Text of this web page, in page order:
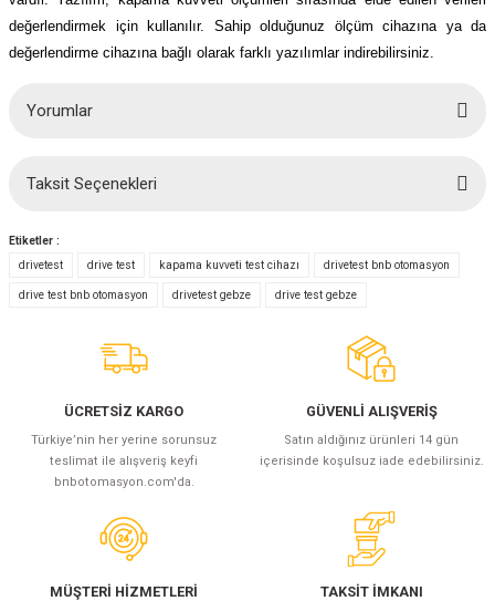
değerlendirmek için kullanılır. Sahip olduğunuz ölçüm cihazına ya da
değerlendirme cihazına bağlı olarak farklı yazılımlar indirebilirsiniz.
Yorumlar
Bu ürüne ilk yorumu siz yapın!
Yorum Yaz
Taksit Seçenekleri
Etiketler :
drivetest
drive test kapama kuvveti test cihazı drivetest bnb otomasyon
drive test bnb otomasyon drivetest gebze drive test gebze
ÜCRETSİZ KARGO
Türkiye’nin her yerine sorunsuz
teslimat ile alışveriş keyfi
bnbotomasyon.com'da.
GÜVENLİ ALIŞVERİŞ
Satın aldığınız ürünleri 14 gün
içerisinde koşulsuz iade edebilirsiniz.
MÜŞTERİ HİZMETLERİ TAKSİT İMKANI